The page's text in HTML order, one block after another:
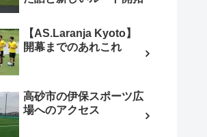
【AS.Laranja Kyoto】
開幕までのあれこれ
高砂市の伊保スポーツ広
場へのアクセス